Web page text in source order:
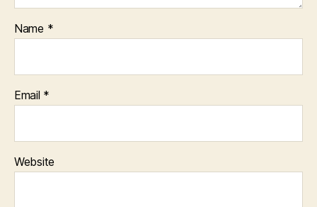
Name *
Email *
Website